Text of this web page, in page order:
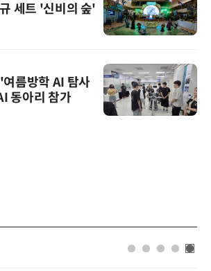
세트 '신비의 숲'
름방학 AI 탐사
대' 운영…10개 AI 동아리 참가